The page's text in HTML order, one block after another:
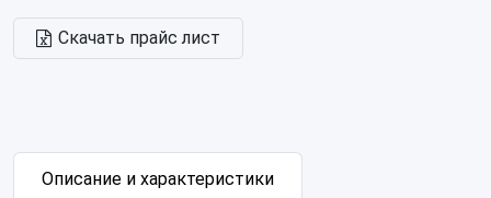
Скачать прайс лист
Описание и характеристики